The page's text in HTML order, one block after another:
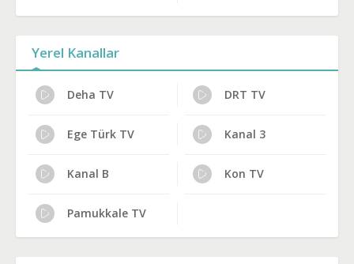
Yerel Kanallar
Deha TV DRT TV
Ege Türk TV Kanal 3
Kanal B Kon TV
Pamukkale TV